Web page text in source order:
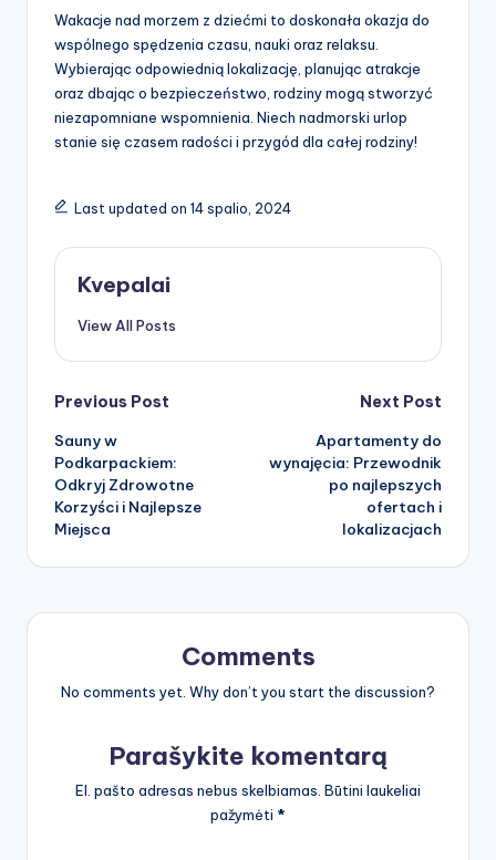
Wakacje nad morzem z dziećmi to doskonała okazja do
wspólnego spędzenia czasu, nauki oraz relaksu.
Wybierając odpowiednią lokalizację, planując atrakcje
oraz dbając o bezpieczeństwo, rodziny mogą stworzyć
niezapomniane wspomnienia. Niech nadmorski urlop
stanie się czasem radości i przygód dla całej rodziny!
Last updated on 14 spalio, 2024
Kvepalai
View All Posts
Post
navigation
Previous Post
Sauny w
Podkarpackiem:
Odkryj Zdrowotne
Korzyści i Najlepsze
Miejsca
Next Post
Apartamenty do
wynajęcia: Przewodnik
po najlepszych
ofertach i
lokalizacjach
Comments
No comments yet. Why don’t you start the discussion?
Parašykite komentarą
El. pašto adresas nebus skelbiamas. Būtini laukeliai
pažymėti *